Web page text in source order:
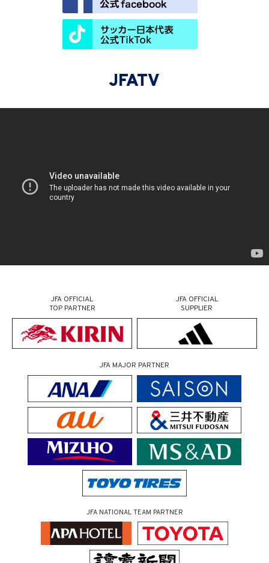
JFATV
JFA OFFICIAL
TOP PARTNER
JFA OFFICIAL
SUPPLIER
JFA MAJOR PARTNER
JFA NATIONAL TEAM PARTNER